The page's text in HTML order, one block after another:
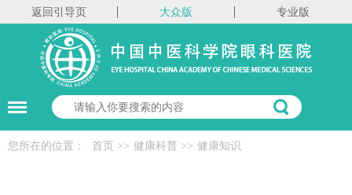
返回引导页 大众版 专业版
您所在的位置： 首页 >> 健康科普 >> 健康知识